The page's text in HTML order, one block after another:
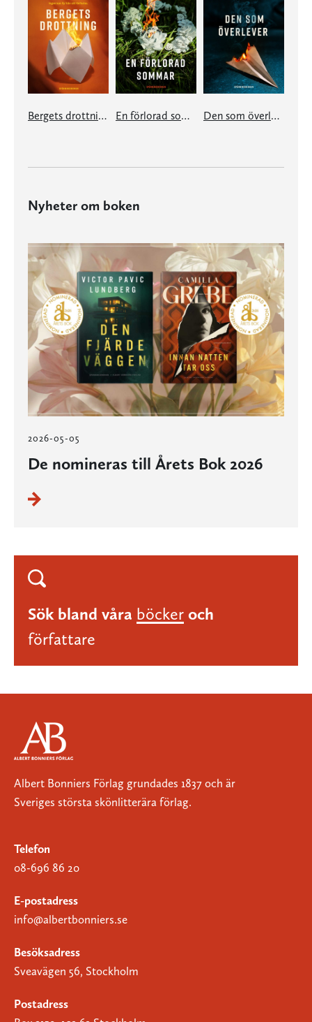
Bergets drottning En förlorad sommar Den som överlever
Nyheter om boken
2026-05-05
De nomineras till Årets Bok 2026
Sök bland våra böcker och
författare
Albert Bonniers Förlag grundades 1837 och är
Sveriges största skönlitterära förlag.
Telefon
08-696 86 20
E-postadress
info@albertbonniers.se
Besöksadress
Sveavägen 56, Stockholm
Postadress